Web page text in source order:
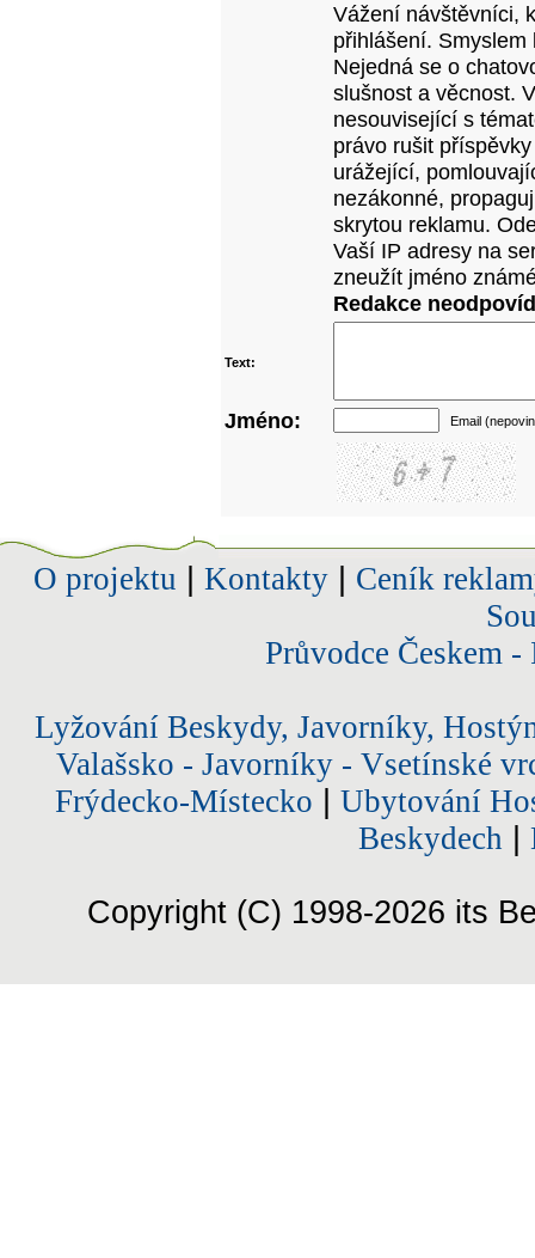
Vážení návštěvníci,
přihlášení.
Nejedná se o
slušnost a věcnost.
nesouvisející s
právo rušit
urážející,
nezákonné,
skrytou reklamu.
Vaší IP adresy na
zneužít jméno
Redakce
Text:
Jméno: Email
O projektu Kontakty| Ceník
Průvodce Českem
Lyžování Beskydy, Javorníky,
Valašsko - Javorníky - Vsetínské
Frýdecko-Místecko
Ubytování
Beskydech
Copyright (C) 1998-2026 its